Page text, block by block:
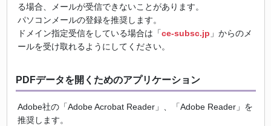
る場合、メールが受信できないことがあります。
パソコンメールの登録を推奨します。
ドメイン指定受信をしている場合は「ce-subsc.jp 」からのメ
ールを受け取れるようにしてください。
PDFデータを開くためのアプリケーション
Adobe社の「Adobe Acrobat Reader」、「Adobe Reader」を
推奨します。